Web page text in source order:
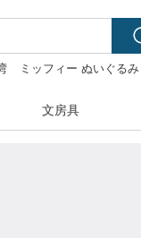
ミッフィー ぬいぐるみ
文房具